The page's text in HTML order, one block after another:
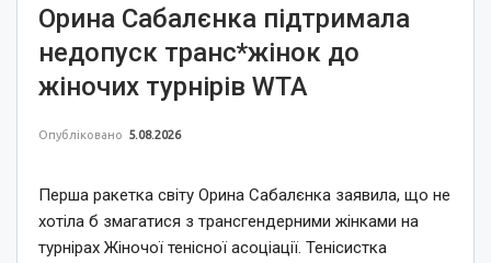
Орина Сабалєнка підтримала
недопуск транс*жінок до
жіночих турнірів WTA
Опубліковано 5.08.2026
Перша ракетка світу Орина Сабалєнка заявила, що не
хотіла б змагатися з трансгендерними жінками на
турнірах Жіночої тенісної асоціації. Тенісистка